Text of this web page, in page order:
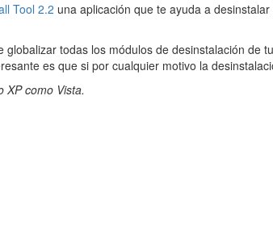
Tool 2.2 una aplicación que te ayuda a
globalizar todas los módulos de desinstalación
es que si por cualquier motivo la
XP como Vista.